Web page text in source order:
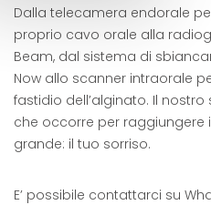
Dalla telecamera endorale
proprio cavo orale alla
Beam, dal sistema di
Now allo scanner intraorale
fastidio dell’alginato. Il
che occorre per raggiungere
grande: il tuo sorriso.
E’ possibile contattarci su